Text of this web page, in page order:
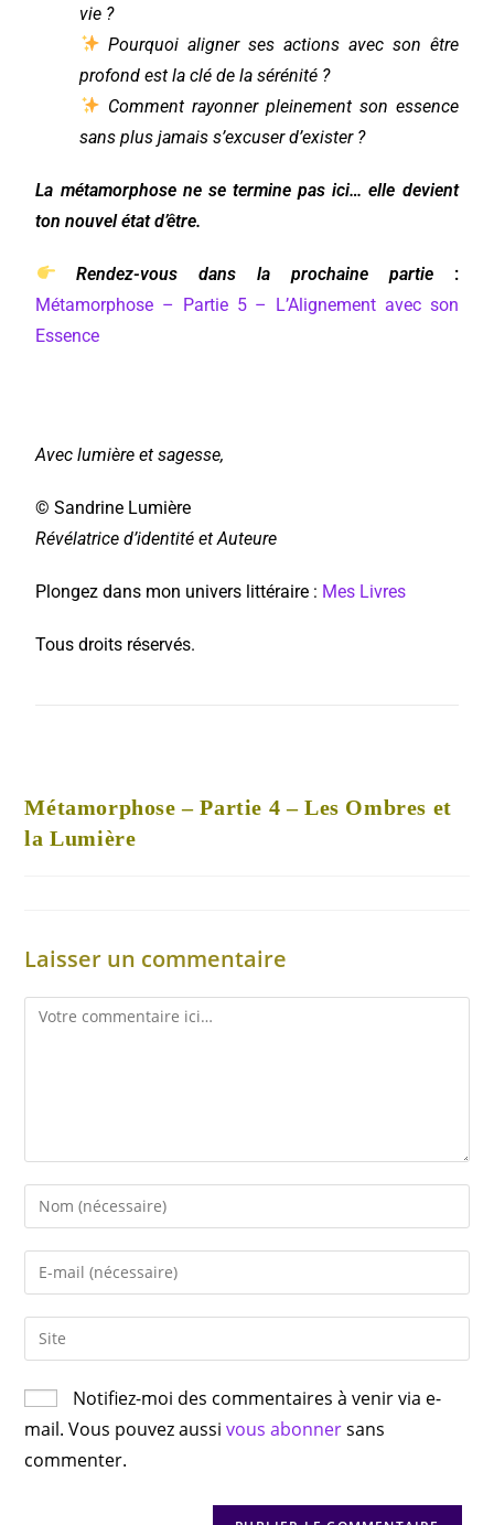
vie ?
Pourquoi aligner ses actions avec son être
profond est la clé de la sérénité ?
Comment rayonner pleinement son essence
sans plus jamais s’excuser d’exister ?
La métamorphose ne se termine pas ici… elle devient
ton nouvel état d’être.
Rendez-vous dans la prochaine partie:
Métamorphose – Partie 5 – L’Alignement avec son
Essence
Avec lumière et sagesse,
© Sandrine Lumière
Révélatrice d’identité et Auteure
Plongez dans mon univers littéraire : Mes Livres
Tous droits réservés.
Métamorphose – Partie 4 – Les Ombres et
la Lumière
Laisser un commentaire
Notifiez-moi des commentaires à venir via e-
mail. Vous pouvez aussivous abonnersans
commenter.